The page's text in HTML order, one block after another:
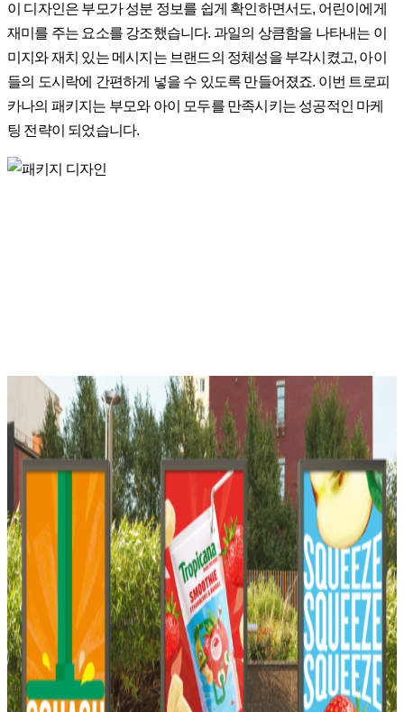
이 디자인은 부모가 성분 정보를 쉽게 확인하면서도, 어린이에게
재미를 주는 요소를 강조했습니다. 과일의 상큼함을 나타내는 이
미지와 재치 있는 메시지는 브랜드의 정체성을 부각시켰고, 아이
들의 도시락에 간편하게 넣을 수 있도록 만들어졌죠. 이번 트로피
카나의 패키지는 부모와 아이 모두를 만족시키는 성공적인 마케
팅 전략이 되었습니다.